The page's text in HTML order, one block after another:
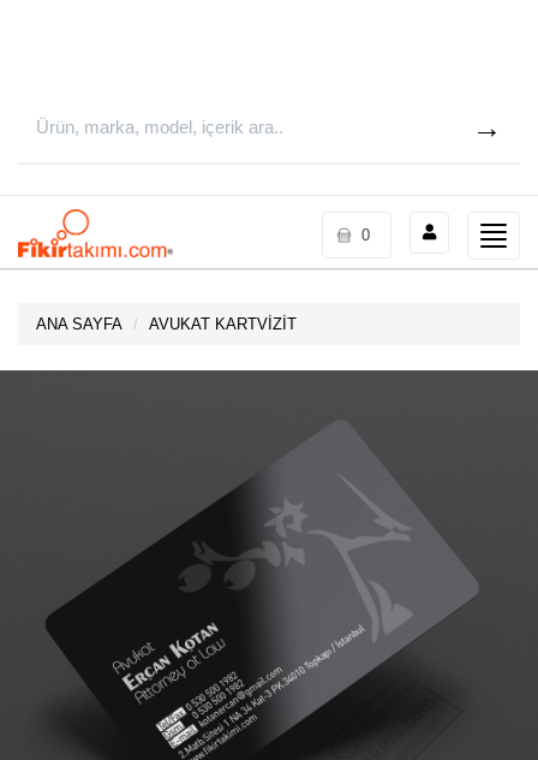
Toggle
0
ANA SAYFA AVUKAT KARTVİZİT